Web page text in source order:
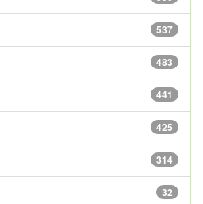
537
483
441
425
314
32